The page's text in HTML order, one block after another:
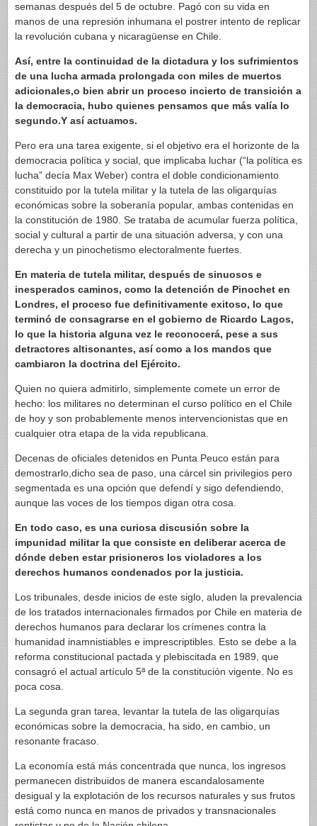
semanas después del 5 de octubre. Pagó con su vida en
manos de una represión inhumana el postrer intento de replicar
la revolución cubana y nicaragüense en Chile.
Así, entre la continuidad de la dictadura y los sufrimientos
de una lucha armada prolongada con miles de muertos
adicionales,o bien abrir un proceso incierto de transición a
la democracia, hubo quienes pensamos que más valía lo
segundo.Y así actuamos.
Pero era una tarea exigente, si el objetivo era el horizonte de la
democracia política y social, que implicaba luchar (“la política es
lucha” decía Max Weber) contra el doble condicionamiento
constituido por la tutela militar y la tutela de las oligarquías
económicas sobre la soberanía popular, ambas contenidas en
la constitución de 1980. Se trataba de acumular fuerza política,
social y cultural a partir de una situación adversa, y con una
derecha y un pinochetismo electoralmente fuertes.
En materia de tutela militar, después de sinuosos e
inesperados caminos, como la detención de Pinochet en
Londres, el proceso fue definitivamente exitoso, lo que
terminó de consagrarse en el gobierno de Ricardo Lagos,
lo que la historia alguna vez le reconocerá, pese a sus
detractores altisonantes, así como a los mandos que
cambiaron la doctrina del Ejército.
Quien no quiera admitirlo, simplemente comete un error de
hecho: los militares no determinan el curso político en el Chile
de hoy y son probablemente menos intervencionistas que en
cualquier otra etapa de la vida republicana.
Decenas de oficiales detenidos en Punta Peuco están para
demostrarlo,dicho sea de paso, una cárcel sin privilegios pero
segmentada es una opción que defendí y sigo defendiendo,
aunque las voces de los tiempos digan otra cosa.
En todo caso, es una curiosa discusión sobre la
impunidad militar la que consiste en deliberar acerca de
dónde deben estar prisioneros los violadores a los
derechos humanos condenados por la justicia.
Los tribunales, desde inicios de este siglo, aluden la prevalencia
de los tratados internacionales firmados por Chile en materia de
derechos humanos para declarar los crímenes contra la
humanidad inamnistiables e imprescriptibles. Esto se debe a la
reforma constitucional pactada y plebiscitada en 1989, que
consagró el actual artículo 5ª de la constitución vigente. No es
poca cosa.
La segunda gran tarea, levantar la tutela de las oligarquías
económicas sobre la democracia, ha sido, en cambio, un
resonante fracaso.
La economía está más concentrada que nunca, los ingresos
permanecen distribuidos de manera escandalosamente
desigual y la explotación de los recursos naturales y sus frutos
está como nunca en manos de privados y transnacionales